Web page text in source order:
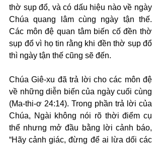
thờ sụp đổ, và có dấu hiệu nào về ngày
Chúa quang lâm cùng ngày tận thế.
Các môn đệ quan tâm biến cố đền thờ
sụp đổ vì họ tin rằng khi đền thờ sụp đổ
thì ngày tận thế cũng sẽ đến.
Chúa Giê-xu đã trả lời cho các môn đệ
về những diễn biến của ngày cuối cùng
(Ma-thi-ơ 24:14). Trong phần trả lời của
Chúa, Ngài không nói rõ thời điểm cụ
thể nhưng mở đầu bằng lời cảnh báo,
“Hãy cảnh giác, đừng để ai lừa dối các